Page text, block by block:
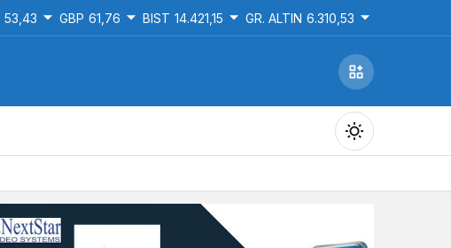
53,43 GBP 61,76 BIST 14.421,15 GR. ALTIN 6.310,53